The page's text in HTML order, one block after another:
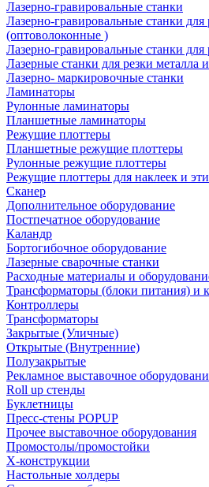
Лазерно-гравировальные станки
Лазерно-гравировальные станки для
(оптоволоконные )
Лазерно-гравировальные станки для
Лазерные станки для резки металла
Лазерно- маркировочные станки
Ламинаторы
Рулонные ламинаторы
Планшетные ламинаторы
Режущие плоттеры
Планшетные режущие плоттеры
Рулонные режущие плоттеры
Режущие плоттеры для наклеек и
Сканер
Дополнительное оборудование
Постпечатное оборудование
Каландр
Бортогибочное оборудование
Лазерные сварочные станки
Расходные материалы и
Трансформаторы (блоки питания) и
Контроллеры
Трансформаторы
Закрытые (Уличные)
Открытые (Внутренние)
Полузакрытые
Рекламное выставочное
Roll up стенды
Буклетницы
Пресс-стены POPUP
Прочее выставочное оборудования
Промостолы/промостойки
Х-конструкции
Настольные холдеры